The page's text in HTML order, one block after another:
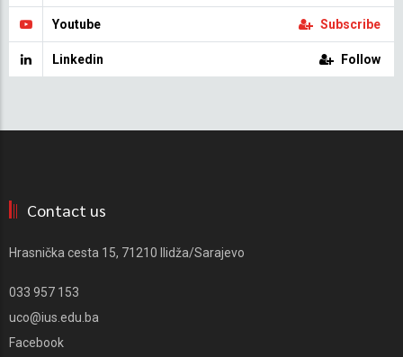
Youtube Subscribe
Linkedin Follow
Contact us
Hrasnička cesta 15, 71210 Ilidža/Sarajevo
033 957 153
uco@ius.edu.ba
Facebook